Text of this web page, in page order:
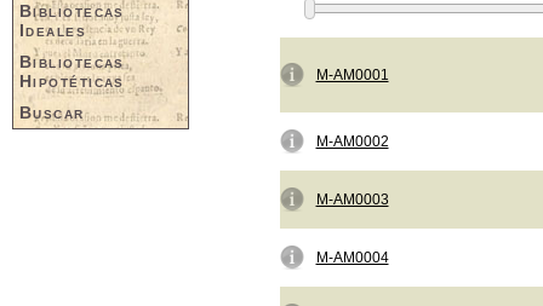
Bibliotecas
Ideales
Bibliotecas
Hipotéticas
Buscar
M-AM0001
M-AM0002
M-AM0003
M-AM0004